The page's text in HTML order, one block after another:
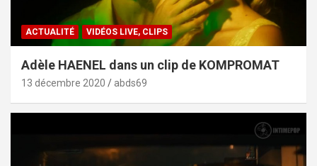
ACTUALITÉ VIDÉOS LIVE, CLIPS
Adèle HAENEL dans un clip de KOMPROMAT
13 décembre 2020 abds69